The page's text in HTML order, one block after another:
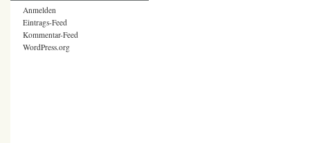
Anmelden
Eintrags-Feed
Kommentar-Feed
WordPress.org